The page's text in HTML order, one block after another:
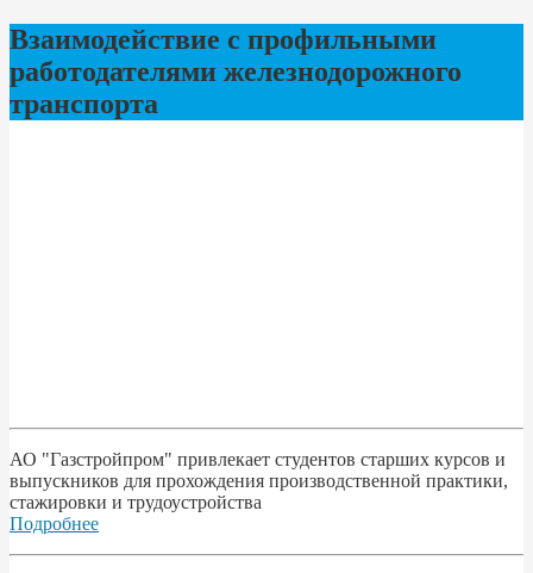
Взаимодействие с профильными
работодателями железнодорожного
транспорта
АО "Газстройпром" привлекает студентов старших курсов и
выпускников для прохождения производственной практики,
стажировки и трудоустройства
Подробнее